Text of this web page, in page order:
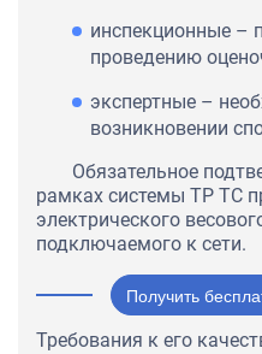
инспекционные –
проведению
экспертные –
возникновении
Обязательное
рамках системы ТР ТС
электрического
подключаемого к сети.
Получить
Требования к его